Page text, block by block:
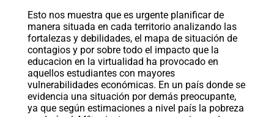
Esto nos muestra que es urgente planificar de
manera situada en cada territorio analizando las
fortalezas y debilidades, el mapa de situación de
contagios y por sobre todo el impacto que la
educacion en la virtualidad ha provocado en
aquellos estudiantes con mayores
vulnerabilidades económicas. En un país donde se
evidencia una situación por demás preocupante,
ya que según estimaciones a nivel país la pobreza